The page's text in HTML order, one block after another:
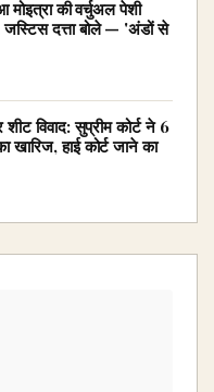
मोइत्रा की वर्चुअल पेशी
जस्टिस दत्ता बोले — 'अंडों से
विवाद: सुप्रीम कोर्ट ने 6
खारिज, हाई कोर्ट जाने का